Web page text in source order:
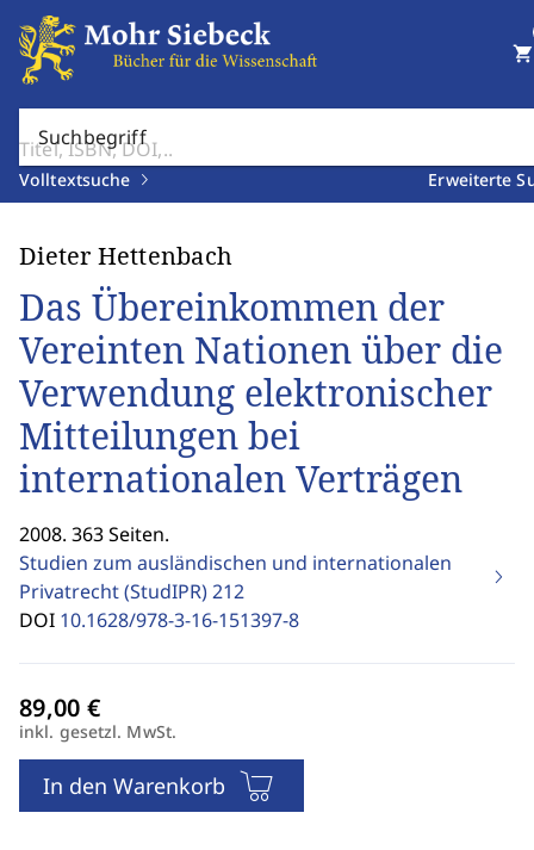
Suchbegriff
Volltextsuche Erweiterte
shopping_cart
Dieter Hettenbach
Das Übereinkommen der
Vereinten Nationen über die
Verwendung elektronischer
Mitteilungen bei
internationalen Verträgen
2008. 363 Seiten.
Studien zum ausländischen und internationalen
Privatrecht (StudIPR)212
DOI 10.1628/978-3-16-151397-8
inkl. gesetzl. MwSt.
In den Warenkorb